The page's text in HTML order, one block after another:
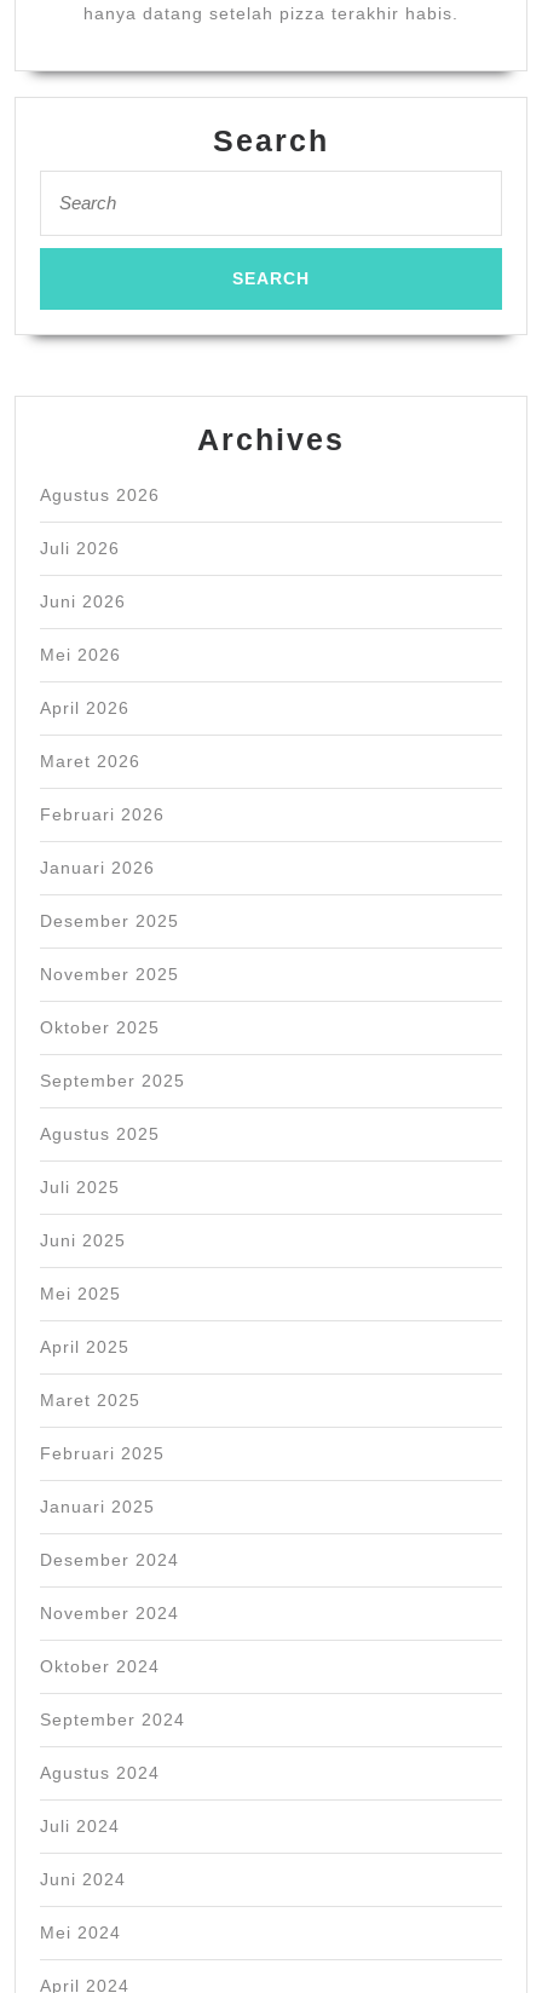
hanya datang setelah pizza terakhir habis.
Search
for:
Archives
Agustus 2026
Juli 2026
Juni 2026
Mei 2026
April 2026
Maret 2026
Februari 2026
Januari 2026
Desember 2025
November 2025
Oktober 2025
September 2025
Agustus 2025
Juli 2025
Juni 2025
Mei 2025
April 2025
Maret 2025
Februari 2025
Januari 2025
Desember 2024
November 2024
Oktober 2024
September 2024
Agustus 2024
Juli 2024
Juni 2024
Mei 2024
April 2024